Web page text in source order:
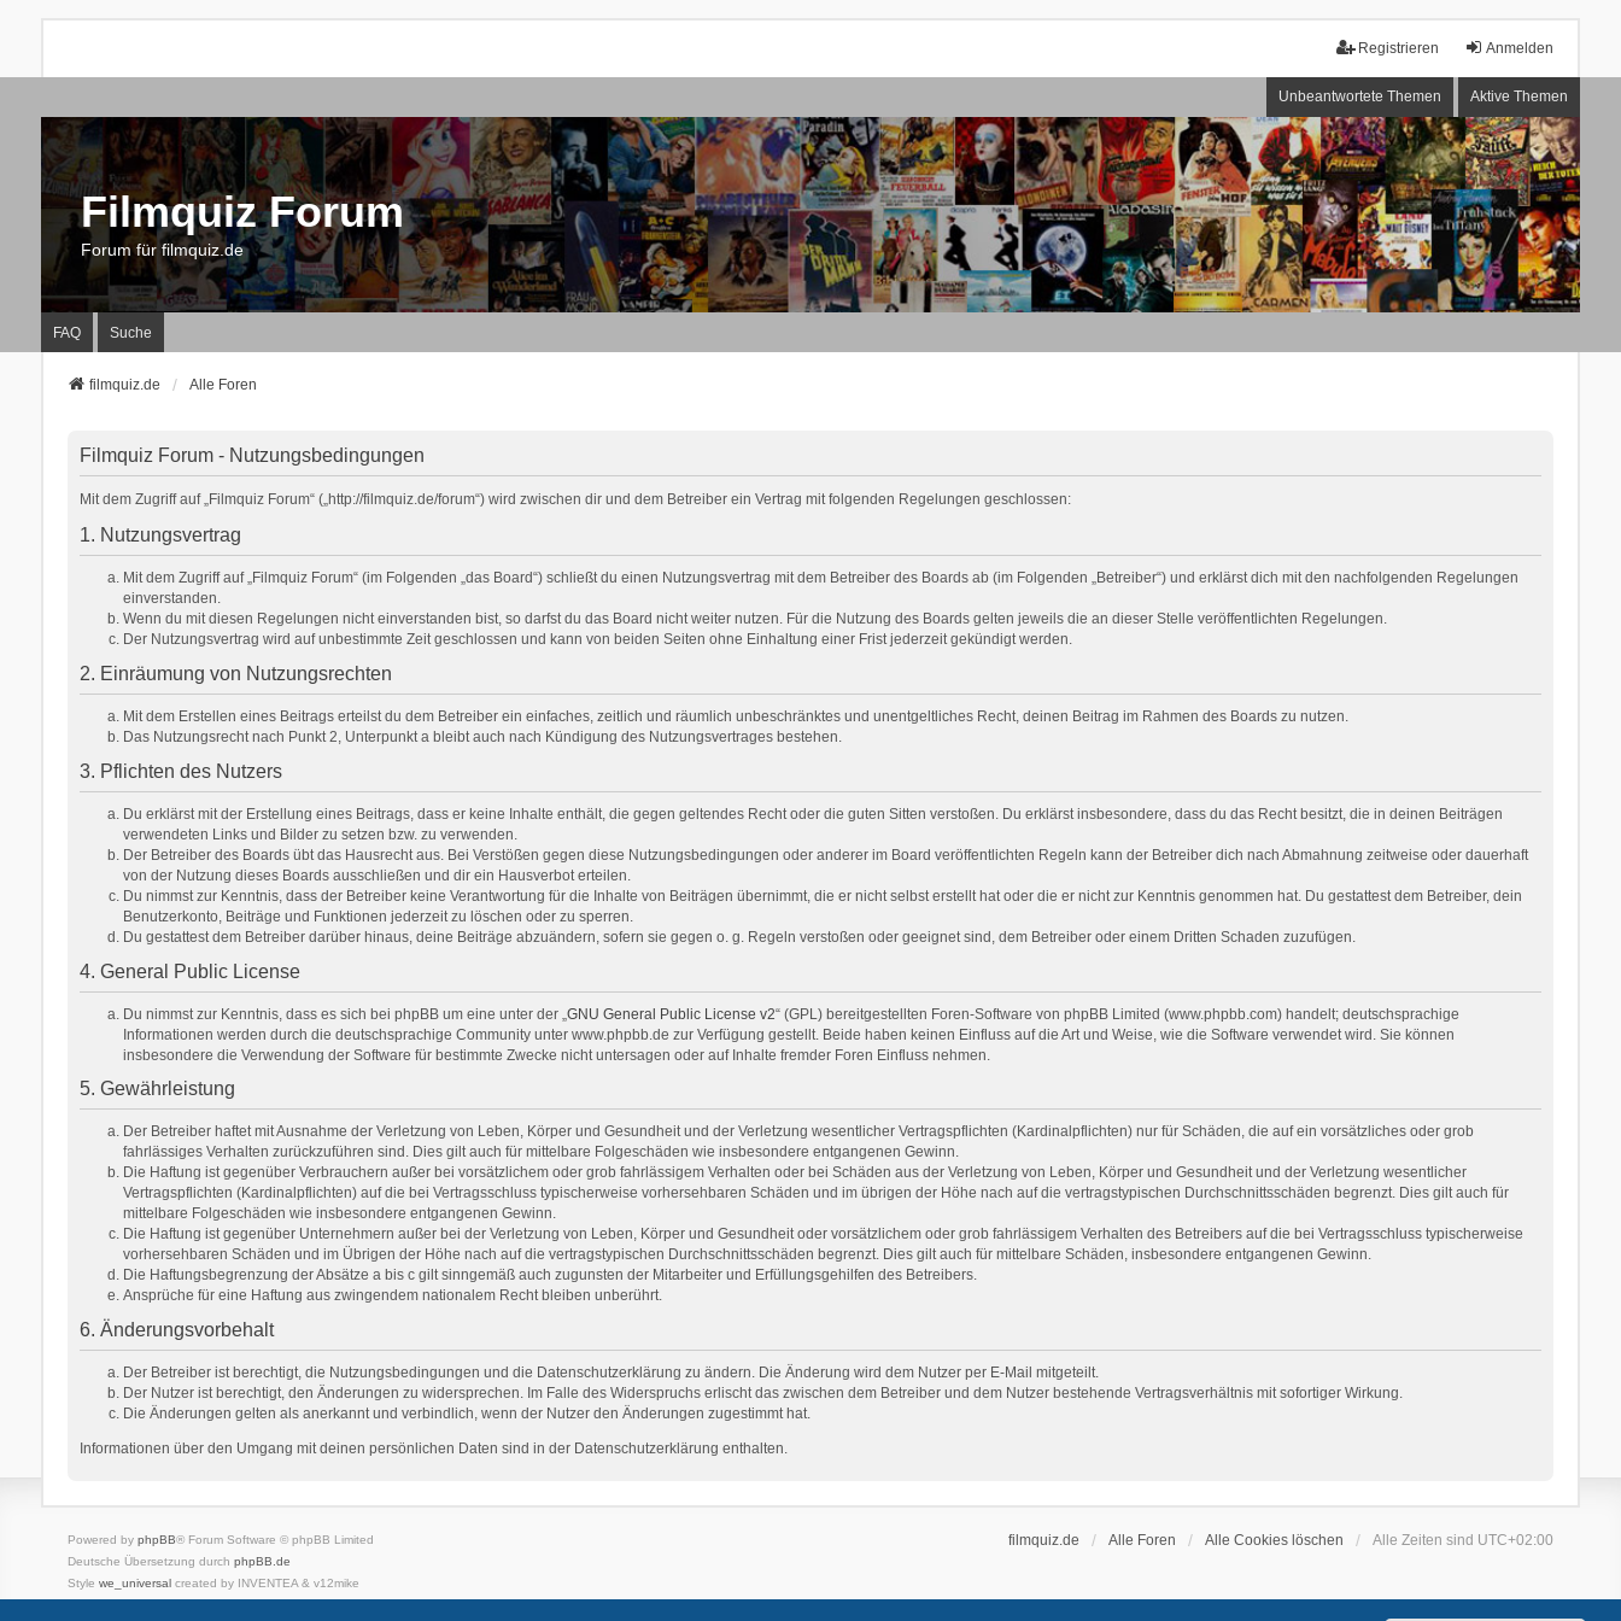
Anmelden
Registrieren
Unbeantwortete Themen Aktive Themen
Filmquiz Forum
Forum für filmquiz.de
FAQ Suche
filmquiz.de Alle Foren
Filmquiz Forum - Nutzungsbedingungen
Mit dem Zugriff auf „Filmquiz Forum“ („http://filmquiz.de/forum“) wird zwischen dir und dem Betreiber ein Vertrag mit folgenden Regelungen geschlossen:
1. Nutzungsvertrag
Mit dem Zugriff auf „Filmquiz Forum“ (im Folgenden „das Board“) schließt du einen Nutzungsvertrag mit dem Betreiber des Boards ab (im Folgenden „Betreiber“) und erklärst dich mit den nachfolgenden Regelungen
einverstanden.
Wenn du mit diesen Regelungen nicht einverstanden bist, so darfst du das Board nicht weiter nutzen. Für die Nutzung des Boards gelten jeweils die an dieser Stelle veröffentlichten Regelungen.
Der Nutzungsvertrag wird auf unbestimmte Zeit geschlossen und kann von beiden Seiten ohne Einhaltung einer Frist jederzeit gekündigt werden.
2. Einräumung von Nutzungsrechten
Mit dem Erstellen eines Beitrags erteilst du dem Betreiber ein einfaches, zeitlich und räumlich unbeschränktes und unentgeltliches Recht, deinen Beitrag im Rahmen des Boards zu nutzen.
Das Nutzungsrecht nach Punkt 2, Unterpunkt a bleibt auch nach Kündigung des Nutzungsvertrages bestehen.
3. Pflichten des Nutzers
Du erklärst mit der Erstellung eines Beitrags, dass er keine Inhalte enthält, die gegen geltendes Recht oder die guten Sitten verstoßen. Du erklärst insbesondere, dass du das Recht besitzt, die in deinen Beiträgen
verwendeten Links und Bilder zu setzen bzw. zu verwenden.
Der Betreiber des Boards übt das Hausrecht aus. Bei Verstößen gegen diese Nutzungsbedingungen oder anderer im Board veröffentlichten Regeln kann der Betreiber dich nach Abmahnung zeitweise oder dauerhaft
von der Nutzung dieses Boards ausschließen und dir ein Hausverbot erteilen.
Du nimmst zur Kenntnis, dass der Betreiber keine Verantwortung für die Inhalte von Beiträgen übernimmt, die er nicht selbst erstellt hat oder die er nicht zur Kenntnis genommen hat. Du gestattest dem Betreiber, dein
Benutzerkonto, Beiträge und Funktionen jederzeit zu löschen oder zu sperren.
Du gestattest dem Betreiber darüber hinaus, deine Beiträge abzuändern, sofern sie gegen o. g. Regeln verstoßen oder geeignet sind, dem Betreiber oder einem Dritten Schaden zuzufügen.
4. General Public License
Du nimmst zur Kenntnis, dass es sich bei phpBB um eine unter der „ GNU General Public License v2“ (GPL) bereitgestellten Foren-Software von phpBB Limited (www.phpbb.com) handelt; deutschsprachige
Informationen werden durch die deutschsprachige Community unter www.phpbb.de zur Verfügung gestellt. Beide haben keinen Einfluss auf die Art und Weise, wie die Software verwendet wird. Sie können
insbesondere die Verwendung der Software für bestimmte Zwecke nicht untersagen oder auf Inhalte fremder Foren Einfluss nehmen.
5. Gewährleistung
Der Betreiber haftet mit Ausnahme der Verletzung von Leben, Körper und Gesundheit und der Verletzung wesentlicher Vertragspflichten (Kardinalpflichten) nur für Schäden, die auf ein vorsätzliches oder grob
fahrlässiges Verhalten zurückzuführen sind. Dies gilt auch für mittelbare Folgeschäden wie insbesondere entgangenen Gewinn.
Die Haftung ist gegenüber Verbrauchern außer bei vorsätzlichem oder grob fahrlässigem Verhalten oder bei Schäden aus der Verletzung von Leben, Körper und Gesundheit und der Verletzung wesentlicher
Vertragspflichten (Kardinalpflichten) auf die bei Vertragsschluss typischerweise vorhersehbaren Schäden und im übrigen der Höhe nach auf die vertragstypischen Durchschnittsschäden begrenzt. Dies gilt auch für
mittelbare Folgeschäden wie insbesondere entgangenen Gewinn.
Die Haftung ist gegenüber Unternehmern außer bei der Verletzung von Leben, Körper und Gesundheit oder vorsätzlichem oder grob fahrlässigem Verhalten des Betreibers auf die bei Vertragsschluss typischerweise
vorhersehbaren Schäden und im Übrigen der Höhe nach auf die vertragstypischen Durchschnittsschäden begrenzt. Dies gilt auch für mittelbare Schäden, insbesondere entgangenen Gewinn.
Die Haftungsbegrenzung der Absätze a bis c gilt sinngemäß auch zugunsten der Mitarbeiter und Erfüllungsgehilfen des Betreibers.
Ansprüche für eine Haftung aus zwingendem nationalem Recht bleiben unberührt.
6. Änderungsvorbehalt
Der Betreiber ist berechtigt, die Nutzungsbedingungen und die Datenschutzerklärung zu ändern. Die Änderung wird dem Nutzer per E-Mail mitgeteilt.
Der Nutzer ist berechtigt, den Änderungen zu widersprechen. Im Falle des Widerspruchs erlischt das zwischen dem Betreiber und dem Nutzer bestehende Vertragsverhältnis mit sofortiger Wirkung.
Die Änderungen gelten als anerkannt und verbindlich, wenn der Nutzer den Änderungen zugestimmt hat.
Informationen über den Umgang mit deinen persönlichen Daten sind in der Datenschutzerklärung enthalten.
filmquiz.de Alle Foren Alle Cookies löschen Alle Zeiten sind UTC+02:00
Powered by phpBB® Forum Software © phpBB Limited
Deutsche Übersetzung durch phpBB.de
Style we_universalcreated by INVENTEA & v12mike